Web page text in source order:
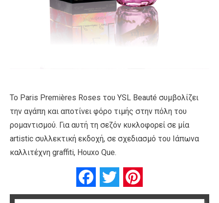
Το Paris Premières Roses του YSL Beauté συμβολίζει
την αγάπη και αποτίνει φόρο τιμής στην πόλη του
ρομαντισμού. Για αυτή τη σεζόν κυκλοφορεί σε μία
artistic συλλεκτική εκδοχή, σε σχεδιασμό του Ιάπωνα
καλλιτέχνη graffiti, Houxo Que.
FacebookTwitter